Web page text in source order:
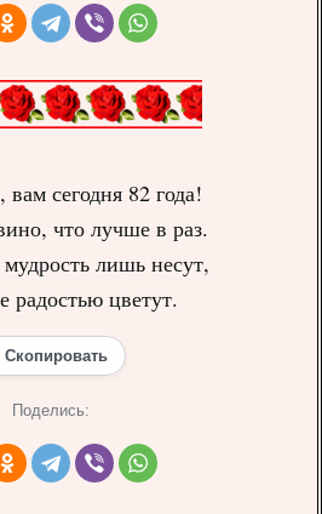
сегодня 82 года!
что лучше в раз.
лишь несут,
радостью цветут.
Скопировать
Поделись: